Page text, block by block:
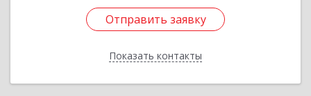
Отправить заявку
Показать контакты
Отправить заявку
Назад